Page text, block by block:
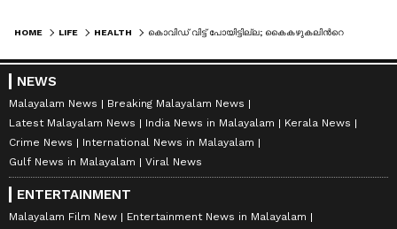
HOME LIFE HEALTH
NEWS
Malayalam News
Breaking Malayalam News
Latest Malayalam News
India News in Malayalam
Kerala News
Crime News
International News in Malayalam
Gulf News in Malayalam
Viral News
ENTERTAINMENT
Malayalam Film New
Entertainment News in Malayalam